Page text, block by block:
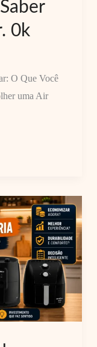
0k
O Que Você
uma Air